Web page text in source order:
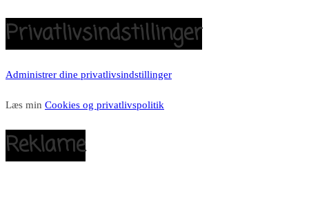
Privatlivsindstillinger
Administrer dine privatlivsindstillinger
Læs min Cookies og privatlivspolitik
Reklame